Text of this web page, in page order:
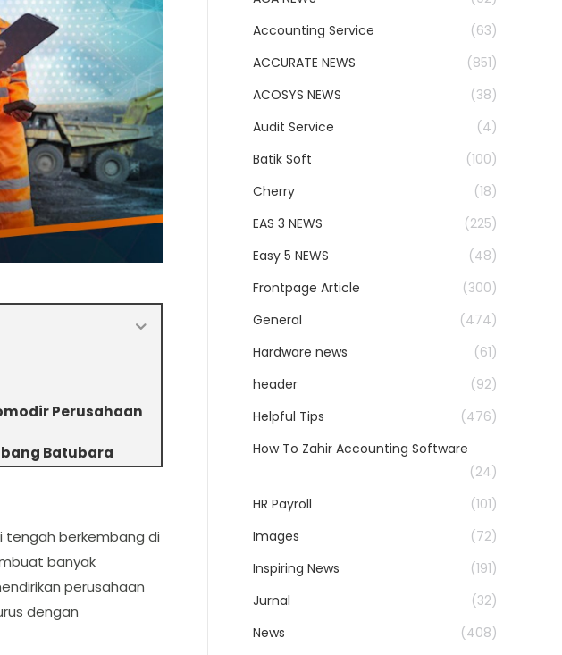
Perusahaan
Batubara
tengah berkembang di
banyak
perusahaan
dengan
Accounting Service
(63)
ACCURATE NEWS
(851)
ACOSYS NEWS
(38)
Audit Service
(4)
Batik Soft
(100)
Cherry
(18)
EAS 3 NEWS
(225)
Easy 5 NEWS
(48)
Frontpage Article
(300)
General
(474)
Hardware news
(61)
header
(92)
Helpful Tips
(476)
How To Zahir Accounting Software
(24)
HR Payroll
(101)
Images
(72)
Inspiring News
(191)
Jurnal
(32)
News
(408)